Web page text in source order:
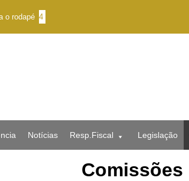
o rodapé 4
Notícias Resp.Fiscal Legislação
Comissões